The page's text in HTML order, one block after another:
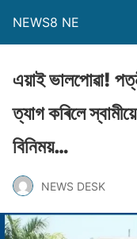
NEWS8 NE
এয়াই ভালপোৱা!
ত্যাগ কৰিলে
বিনিময়…
NEWS DESK